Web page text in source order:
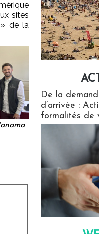
sites
» de la
De la
d’arrivée :
formalités de